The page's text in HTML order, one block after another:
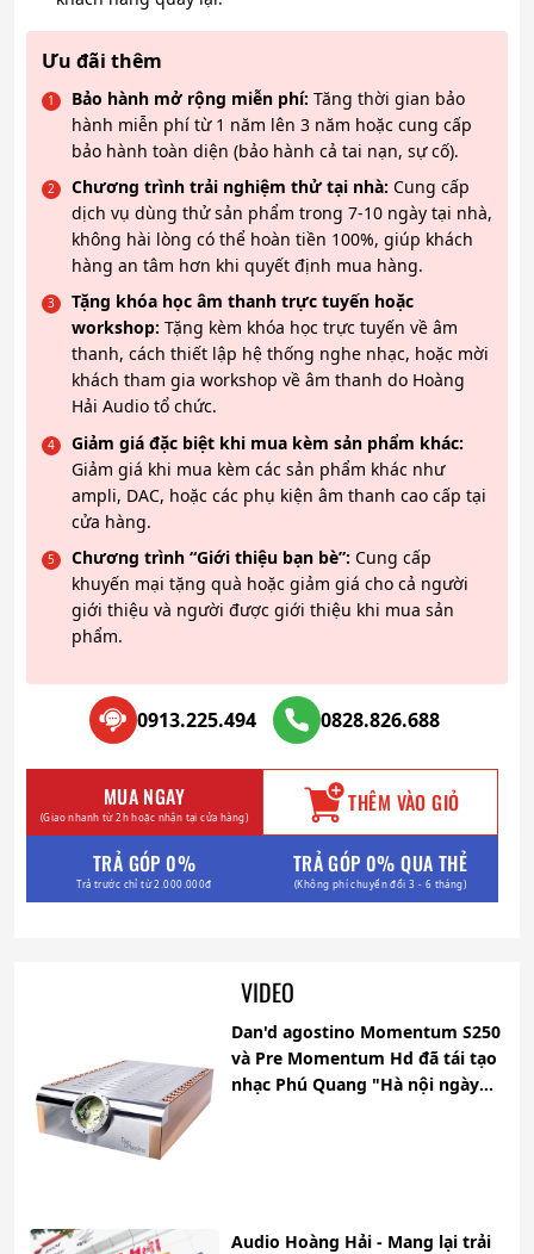
Ưu đãi thêm
Bảo hành mở rộng miễn phí: Tăng thời gian bảo
hành miễn phí từ 1 năm lên 3 năm hoặc cung cấp
bảo hành toàn diện (bảo hành cả tai nạn, sự cố).
Chương trình trải nghiệm thử tại nhà: Cung cấp
dịch vụ dùng thử sản phẩm trong 7-10 ngày tại nhà,
không hài lòng có thể hoàn tiền 100%, giúp khách
hàng an tâm hơn khi quyết định mua hàng.
Tặng khóa học âm thanh trực tuyến hoặc
workshop: Tặng kèm khóa học trực tuyến về âm
thanh, cách thiết lập hệ thống nghe nhạc, hoặc mời
khách tham gia workshop về âm thanh do Hoàng
Hải Audio tổ chức.
Giảm giá đặc biệt khi mua kèm sản phẩm khác:
Giảm giá khi mua kèm các sản phẩm khác như
ampli, DAC, hoặc các phụ kiện âm thanh cao cấp tại
cửa hàng.
Chương trình “Giới thiệu bạn bè”: Cung cấp
khuyến mại tặng quà hoặc giảm giá cho cả người
giới thiệu và người được giới thiệu khi mua sản
phẩm.
0913.225.494 0828.826.688
MUA NGAY
(Giao nhanh từ 2h hoặc nhận tại cửa hàng) THÊM VÀO GIỎ
TRẢ GÓP 0%
Trả trước chỉ từ 2.000.000đ
TRẢ GÓP 0% QUA THẺ
(Không phí chuyển đổi 3 - 6 tháng)
VIDEO
Dan'd agostino Momentum S250
và Pre Momentum Hd đã tái tạo
nhạc Phú Quang "Hà nội ngày
Audio Hoàng Hải - Mang lại trải